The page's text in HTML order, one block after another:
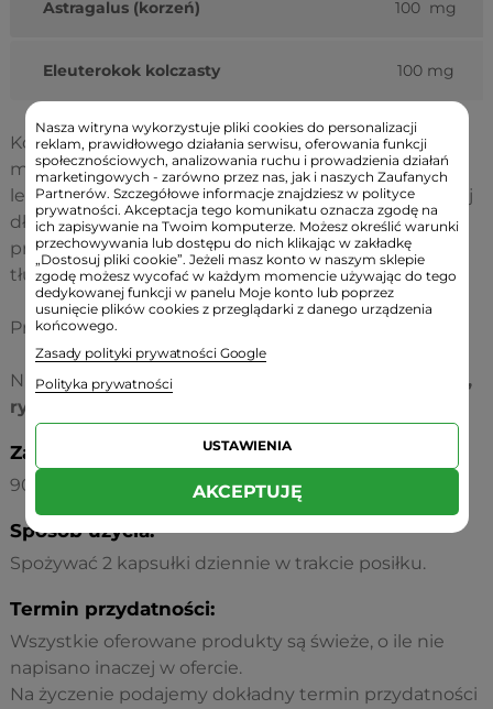
Astragalus (korzeń) 100 mg
Eleuterokok kolczasty 100 mg
Kolostrum mleka krowiego (22% immunoglobulin);
materiał kapsułki: celuloza; subst. emulgująca:
lecytyna słonecznikowa; kwasy tłuszczowe o średniej
długości łańcucha MCT (poniżej 1%); subst.
przeciwzbrylające: sole magnezowe kwasów
tłuszczowych, tlenek krzemu.
Produkt zawiera alergeny:
Nie zawiera alergenów:
pszenicy, glutenu, soi, jajek,
ryb, skorupiaków
Zawartość:
90 kapsułek wegetariańskich
Sposób użycia:
Spożywać 2 kapsułki dziennie w trakcie posiłku.
Termin przydatności:
Wszystkie oferowane produkty są świeże, o ile nie
napisano inaczej w ofercie.
Na życzenie podajemy dokładny termin przydatności
Nasza witryna wykorzystuje pliki cookies do personalizacji
reklam, prawidłowego działania serwisu, oferowania funkcji
społecznościowych, analizowania ruchu i prowadzienia działań
marketingowych - zarówno przez nas, jak i naszych Zaufanych
Partnerów. Szczegółowe informacje znajdziesz w polityce
prywatności. Akceptacja tego komunikatu oznacza zgodę na
ich zapisywanie na Twoim komputerze. Możesz określić warunki
przechowywania lub dostępu do nich klikając w zakładkę
„Dostosuj pliki cookie”. Jeżeli masz konto w naszym sklepie
zgodę możesz wycofać w każdym momencie używając do tego
dedykowanej funkcji w panelu Moje konto lub poprzez
usunięcie plików cookies z przeglądarki z danego urządzenia
końcowego.
Zasady polityki prywatności Google
Polityka prywatności
USTAWIENIA
AKCEPTUJĘ